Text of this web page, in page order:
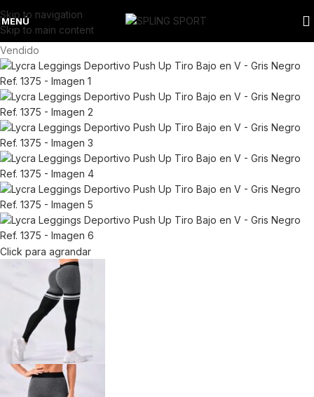
Skip to navigation
Skip to main content
MENÚ
Vendido
Click para agrandar